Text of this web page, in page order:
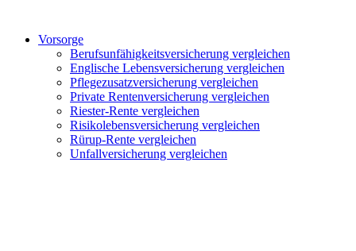
Vorsorge
Berufsunfähigkeitsversicherung vergleichen
Englische Lebensversicherung vergleichen
Pflegezusatzversicherung vergleichen
Private Rentenversicherung vergleichen
Riester-Rente vergleichen
Risikolebensversicherung vergleichen
Rürup-Rente vergleichen
Unfallversicherung vergleichen